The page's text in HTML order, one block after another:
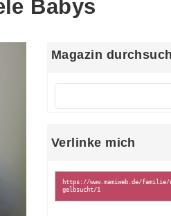
Babys
Magazin
Verlinke mich